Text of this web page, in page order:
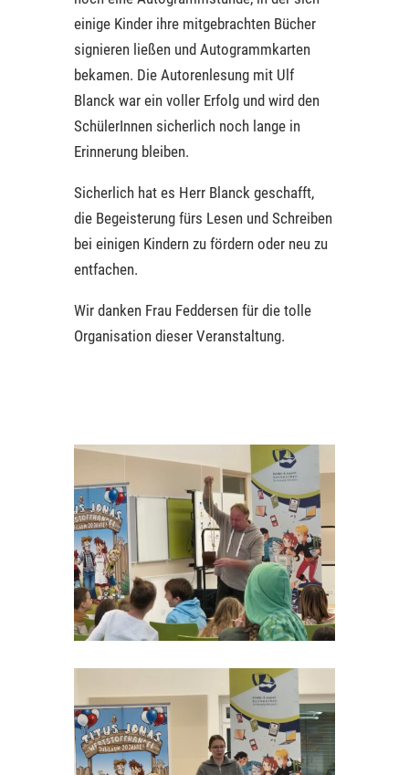
einige Kinder ihre mitgebrachten Bücher
signieren ließen und Autogrammkarten
bekamen. Die Autorenlesung mit Ulf
Blanck war ein voller Erfolg und wird den
SchülerInnen sicherlich noch lange in
Erinnerung bleiben.
Sicherlich hat es Herr Blanck geschafft,
die Begeisterung fürs Lesen und Schreiben
bei einigen Kindern zu fördern oder neu zu
entfachen.
Wir danken Frau Feddersen für die tolle
Organisation dieser Veranstaltung.